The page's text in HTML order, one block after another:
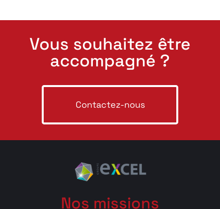
Vous souhaitez être
accompagné ?
Contactez-nous
Nos missions